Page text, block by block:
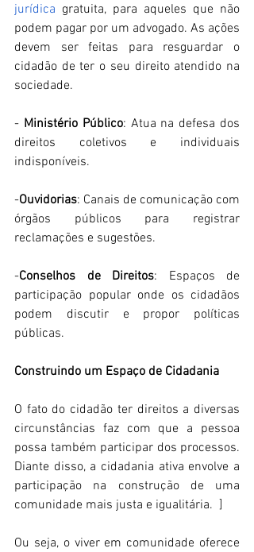
jurídica gratuita, para aqueles que não
podem pagar por um advogado. As ações
devem ser feitas para resguardar o
cidadão de ter o seu direito atendido na
sociedade.
- Ministério Público: Atua na defesa dos
direitos coletivos e individuais
indisponíveis.
-Ouvidorias: Canais de comunicação com
órgãos públicos para registrar
reclamações e sugestões.
-Conselhos de Direitos: Espaços de
participação popular onde os cidadãos
podem discutir e propor políticas
públicas.
Construindo um Espaço de Cidadania
O fato do cidadão ter direitos a diversas
circunstâncias faz com que a pessoa
possa também participar dos processos.
Diante disso, a cidadania ativa envolve a
participação na construção de uma
comunidade mais justa e igualitária.  ]
Ou seja, o viver em comunidade oferece